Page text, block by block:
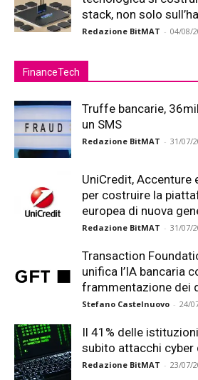
stack, non solo
Redazione BitMAT - 04/08/
FinanceTech
Truffe bancarie,
un SMS
Redazione BitMAT - 31/07/
UniCredit, Accenture
per costruire la
europea di nuova
Redazione BitMAT - 31/07/
Transaction
unifica l’IA bancaria
frammentazione dei
Stefano Castelnuovo - 24/
Il 41% delle
subito attacchi
Redazione BitMAT - 23/07/